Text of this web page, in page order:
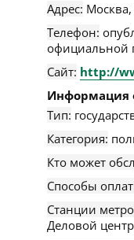
Адрес: Москва,
Телефон:
официальной
Сайт: http://
Информация
Тип:
Категория:
Кто может
Способы
Станции
Деловой